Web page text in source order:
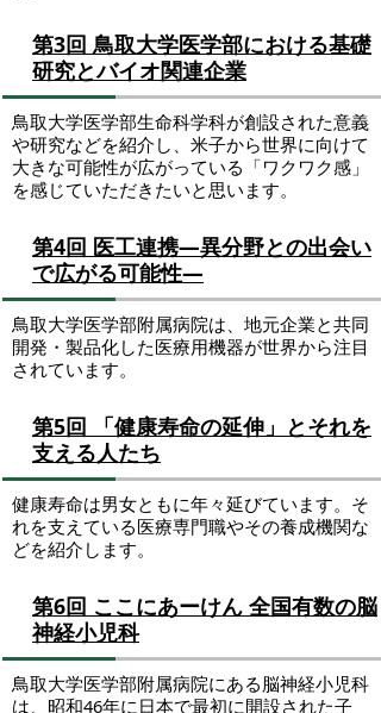
第3回 鳥取大学医学部における基礎
研究とバイオ関連企業
鳥取大学医学部生命科学科が創設された意義
や研究などを紹介し、米子から世界に向けて
大きな可能性が広がっている「ワクワク感」
を感じていただきたいと思います。
第4回 医工連携―異分野との出会い
で広がる可能性―
鳥取大学医学部附属病院は、地元企業と共同
開発・製品化した医療用機器が世界から注目
されています。
第5回 「健康寿命の延伸」とそれを
支える人たち
健康寿命は男女ともに年々延びています。そ
れを支えている医療専門職やその養成機関な
どを紹介します。
第6回 ここにあーけん 全国有数の脳
神経小児科
鳥取大学医学部附属病院にある脳神経小児科
は、昭和46年に日本で最初に開設された子